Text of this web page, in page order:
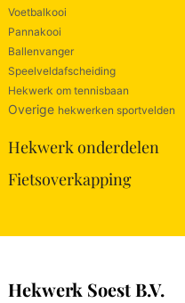
Voetbalkooi
Pannakooi
Ballenvanger
Speelveldafscheiding
Hekwerk om tennisbaan
Overige hekwerken sportvelden
Hekwerk onderdelen
Fietsoverkapping
Hekwerk Soest B.V.